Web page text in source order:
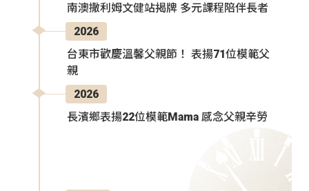
南澳撒利姆文健站揭牌 多元課程陪伴長者
2026
台東市歡慶溫馨父親節！ 表揚71位模範父
親
2026
長濱鄉表揚22位模範Mama 感念父親辛勞